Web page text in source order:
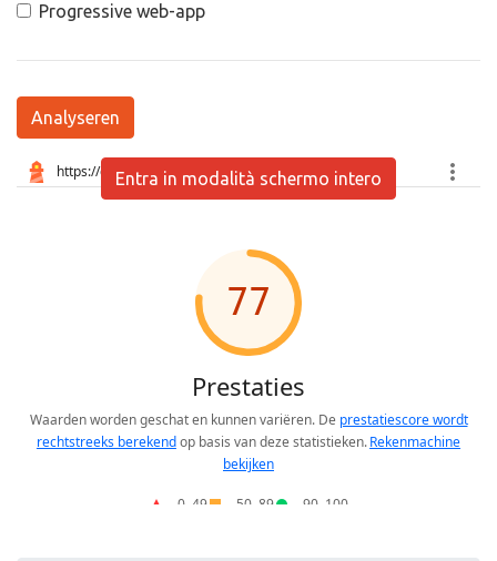
Progressive web-app
Analyseren
Entra in modalità schermo intero